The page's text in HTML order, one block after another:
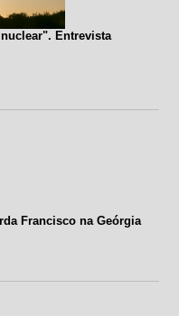
Entrevista
Francisco na Geórgia